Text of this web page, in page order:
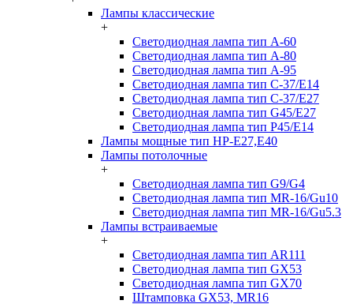
Лампы классические
+
Светодиодная лампа тип A-60
Светодиодная лампа тип A-80
Светодиодная лампа тип A-95
Светодиодная лампа тип C-37/Е14
Светодиодная лампа тип C-37/Е27
Светодиодная лампа тип G45/E27
Светодиодная лампа тип P45/E14
Лампы мощные тип HP-E27,E40
Лампы потолочные
+
Светодиодная лампа тип G9/G4
Светодиодная лампа тип MR-16/Gu10
Светодиодная лампа тип MR-16/Gu5.3
Лампы встраиваемые
+
Светодиодная лампа тип AR111
Светодиодная лампа тип GX53
Светодиодная лампа тип GX70
Штамповка GX53, MR16